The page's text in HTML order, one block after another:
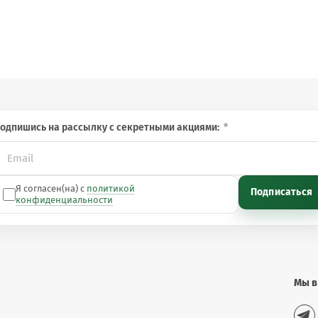
на рассылку с секретными акциями:
Я согласен(на) с политикой
конфиденциальности
Подписаться
Мы в